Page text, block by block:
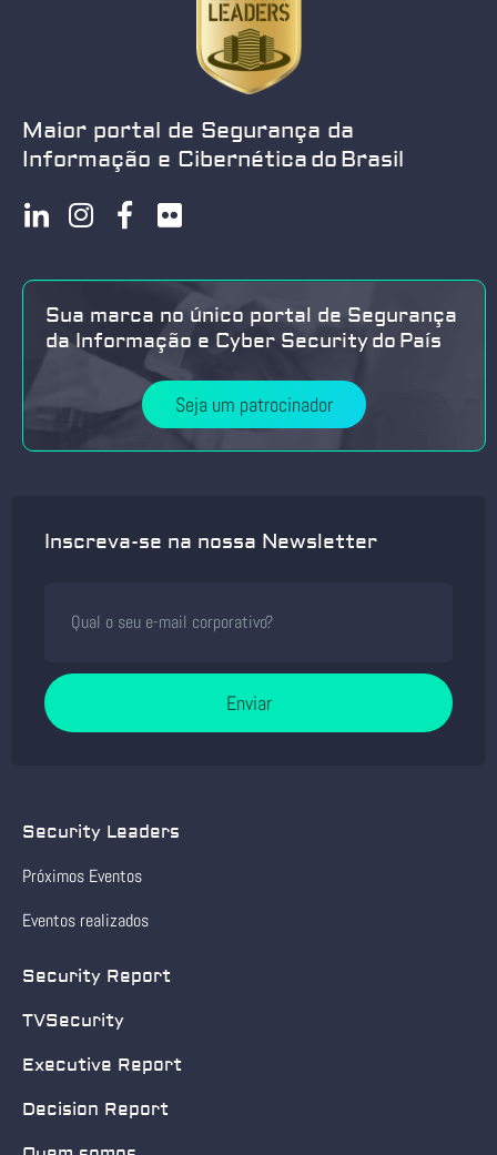
Maior portal de Segurança da
Informação e Cibernética do Brasil
Sua marca no único portal de Segurança
da Informação e Cyber Security do País
Seja um patrocinador
Inscreva-se na nossa Newsletter
Enviar
Security Leaders
Próximos Eventos
Eventos realizados
Security Report
TVSecurity
Executive Report
Decision Report